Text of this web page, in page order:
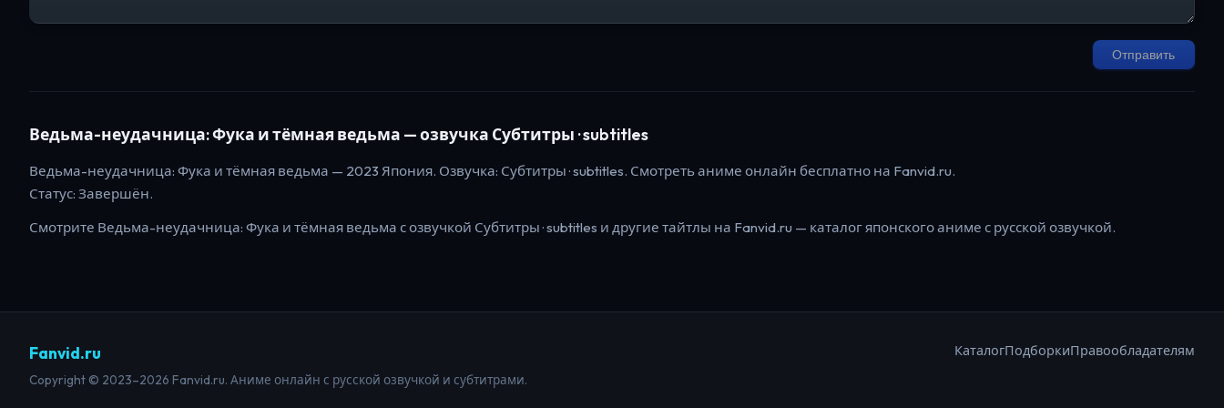
Отправить
Ведьма-неудачница: Фука и тёмная ведьма — озвучка Субтитры · subtitles
Ведьма-неудачница: Фука и тёмная ведьма — 2023 Япония. Озвучка: Субтитры · subtitles. Смотреть аниме онлайн бесплатно на Fanvid.ru.
Статус: Завершён.
Смотрите Ведьма-неудачница: Фука и тёмная ведьма с озвучкой Субтитры · subtitles и другие тайтлы на Fanvid.ru — каталог японского аниме с русской озвучкой.
Fanvid.ru
Copyright © 2023–2026 Fanvid.ru. Аниме онлайн с русской озвучкой и субтитрами.
КаталогПодборкиПравообладателям